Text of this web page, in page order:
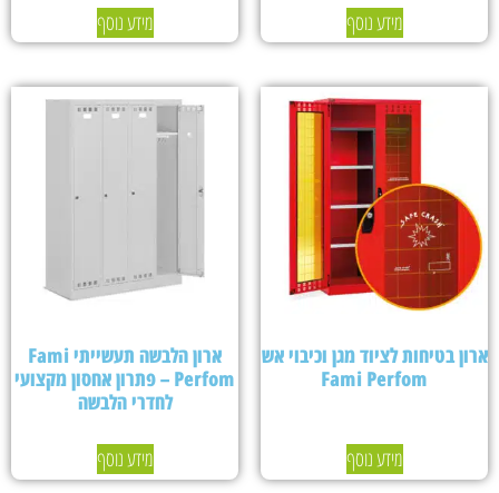
מידע נוסף מידע נוסף
ארון בטיחות לציוד מגן וכיבוי אש
Fami Perfom
מידע נוסף
ארון הלבשה תעשייתי Fami
Perfom – פתרון אחסון מקצועי
לחדרי הלבשה
מידע נוסף